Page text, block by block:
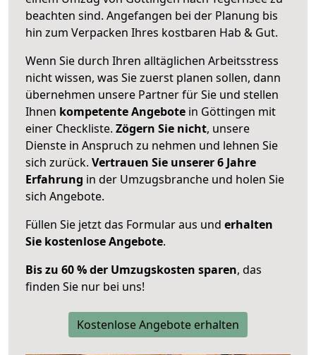
beachten sind. Angefangen bei der Planung bis
hin zum Verpacken Ihres kostbaren Hab & Gut.
Wenn Sie durch Ihren alltäglichen Arbeitsstress
nicht wissen, was Sie zuerst planen sollen, dann
übernehmen unsere Partner für Sie und stellen
Ihnen kompetente Angebote in Göttingen mit
einer Checkliste. Zögern Sie nicht, unsere
Dienste in Anspruch zu nehmen und lehnen Sie
sich zurück. Vertrauen Sie unserer 6 Jahre
Erfahrung in der Umzugsbranche und holen Sie
sich Angebote.
Füllen Sie jetzt das Formular aus und erhalten
Sie kostenlose Angebote.
Bis zu 60 % der Umzugskosten sparen, das
finden Sie nur bei uns!
Kostenlose Angebote erhalten